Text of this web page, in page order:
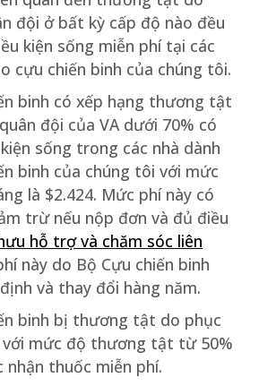
đội ở bất kỳ cấp độ nào đều
kiện sống miễn phí tại các
cựu chiến binh của chúng tôi.
binh có xếp hạng thương tật
đội của VA dưới 70% có
sống trong các nhà dành
binh của chúng tôi với mức
là $2.424. Mức phí này có
trừ nếu nộp đơn và đủ điều
hỗ trợ và chăm sóc liên
này do Bộ Cựu chiến binh
và thay đổi hàng năm.
binh bị thương tật do phục
với mức độ thương tật từ 50%
thuốc miễn phí.